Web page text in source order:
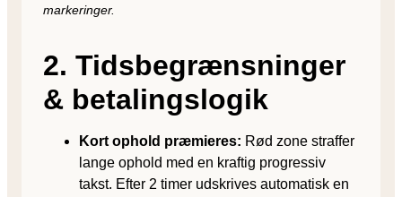
markeringer.
2. Tidsbegrænsninger
& betalingslogik
Kort ophold præmieres: Rød zone straffer
lange ophold med en kraftig progressiv
takst. Efter 2 timer udskrives automatisk en